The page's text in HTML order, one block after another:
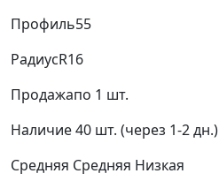
Профиль55
РадиусR16
Продажапо 1 шт.
Наличие40 шт. (через 1-2 дн.)
Средняя Средняя Низкая